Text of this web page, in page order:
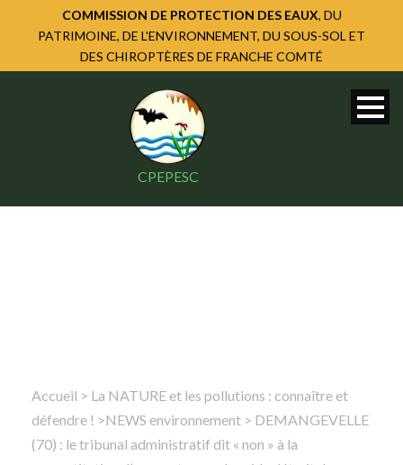
COMMISSION DE PROTECTION DES EAUX, DU
PATRIMOINE, DE L'ENVIRONNEMENT, DU SOUS-SOL ET
DES CHIROPTÈRES DE FRANCHE COMTÉ
CPEPESC
Rechercher
Accueil > La NATURE et les pollutions : connaître et
défendre ! >NEWS environnement > DEMANGEVELLE
(70) : le tribunal administratif dit « non » à la